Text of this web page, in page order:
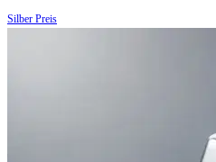
Silber Preis